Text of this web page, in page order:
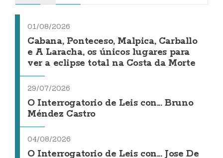
01/08/2026
Cabana, Ponteceso, Malpica, Carballo
e A Laracha, os únicos lugares para
ver a eclipse total na Costa da Morte
29/07/2026
O Interrogatorio de Leis con... Bruno
Méndez Castro
04/08/2026
O Interrogatorio de Leis con... Jose De